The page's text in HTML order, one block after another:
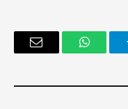
واتساب
البريد